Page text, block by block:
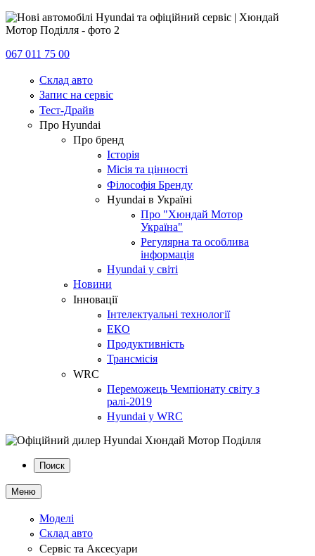
067 011 75 00
Склад авто
Запис на сервіс
Тест-Драйв
Про Hyundai
Про бренд
Історія
Місія та цінності
Філософія Бренду
Hyundai в Україні
Про "Хюндай Мотор
Україна"
Регулярна та особлива
інформація
Hyundai у світі
Новини
Інновації
Інтелектуальні технології
ЕКО
Продуктивність
Трансмісія
WRC
Переможець Чемпіонату світу з
ралі-2019
Hyundai у WRC
Поиск
Меню
Моделі
Склад авто
Сервіс та Аксесуари